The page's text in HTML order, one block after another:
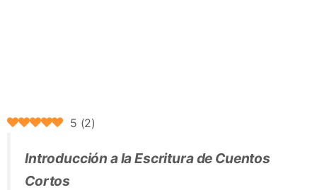
5 (2)
Introducción a la Escritura de Cuentos
Cortos